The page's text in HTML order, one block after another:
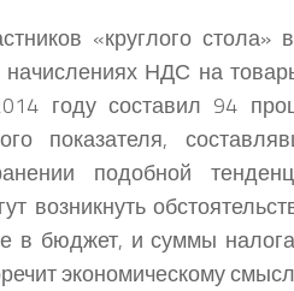
«круглого
НДС на
году составил 94
показателя,
подобной
возникнуть
в бюджет, и суммы
экономическому